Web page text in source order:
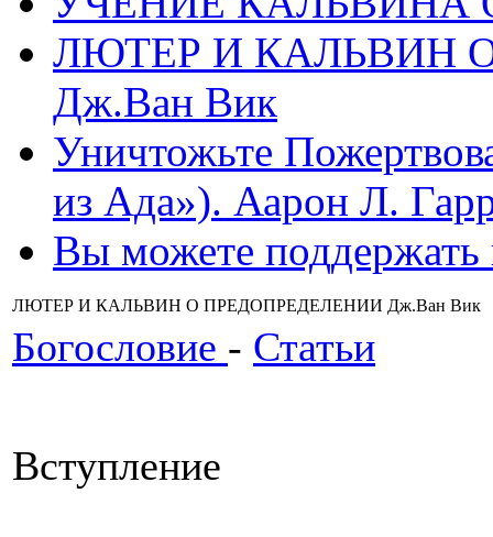
ЛЮТЕР И КАЛЬВИН
Дж.Ван Вик
Уничтожьте
из Ада»). Аарон Л.
Вы можете
ЛЮТЕР И КАЛЬВИН О ПРЕДОПРЕДЕЛЕНИИ Дж.Ван Вик
Богословие - Статьи
Вступление